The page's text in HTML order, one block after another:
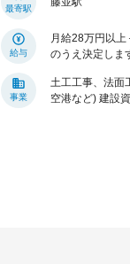
最寄駅
給与
月給28万円以
のうえ決定しま
事業
土工工事、法面
空港など) 建設